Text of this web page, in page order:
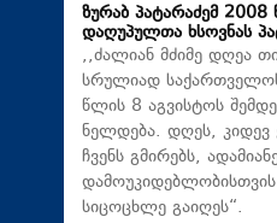
ზურაბ პატარაძემ
დაღუპულთა ხსოვნას
,,ძალიან მძიმე დღეა
სრულიად
წლის 8 აგვისტოს
ნელდება. დღეს, კიდევ
ჩვენს გმირებს,
სიცოცხლე გაიღეს“.